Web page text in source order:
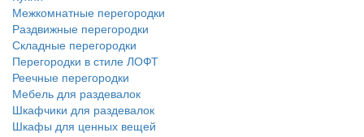
Межкомнатные перегородки
Раздвижные перегородки
Складные перегородки
Перегородки в стиле ЛОФТ
Реечные перегородки
Мебель для раздевалок
Шкафчики для раздевалок
Шкафы для ценных вещей